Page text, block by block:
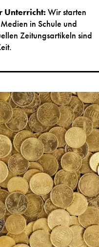
Unterricht: Wir starten
in Schule und
Zeitungsartikeln sind